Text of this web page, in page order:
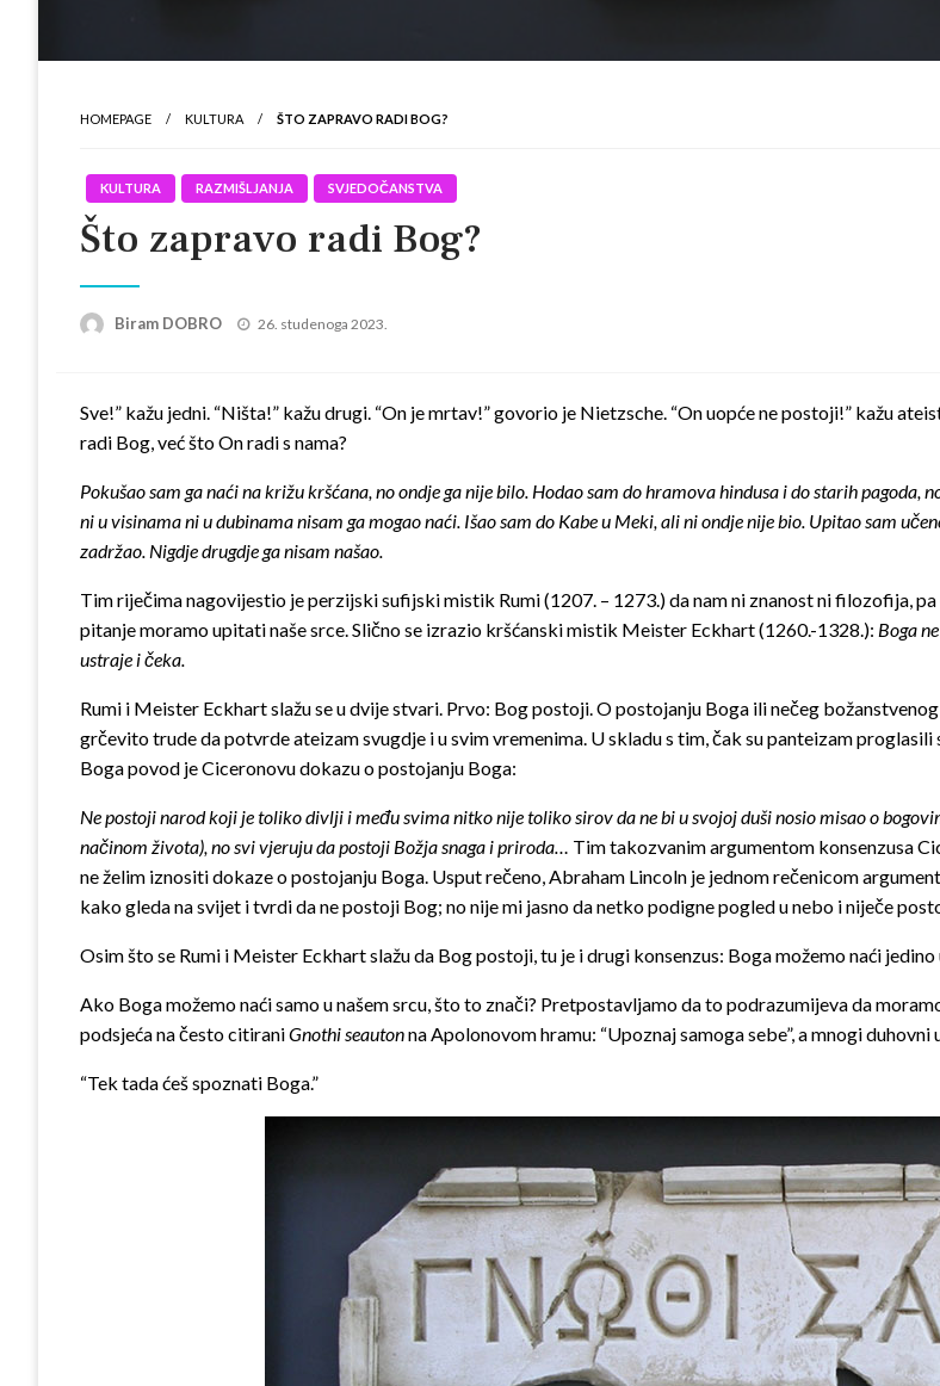
HOMEPAGE KULTURA ŠTO ZAPRAVO RADI BOG?
KULTURA RAZMIŠLJANJA SVJEDOČANSTVA
Što zapravo radi Bog?
Biram DOBRO
Posted
26. studenoga 2023.
Sve!” kažu jedni. “Ništa!” kažu drugi. “On je mrtav!” govorio je Nietzsche. “On uopće ne postoji!” kažu
radi Bog, već što On radi s nama?
Pokušao sam ga naći na križu kršćana, no ondje ga nije bilo. Hodao sam do hramova hindusa i do starih
ni u visinama ni u dubinama nisam ga mogao naći. Išao sam do Kabe u Meki, ali ni ondje nije bio. Upitao sam
zadržao. Nigdje drugdje ga nisam našao.
Tim riječima nagovijestio je perzijski sufijski mistik Rumi (1207. – 1273.) da nam ni znanost ni filozofija,
pitanje moramo upitati naše srce. Slično se izrazio kršćanski mistik Meister Eckhart (1260.-1328.): Boga
ustraje i čeka.
Rumi i Meister Eckhart slažu se u dvije stvari. Prvo: Bog postoji. O postojanju Boga ili nečeg
grčevito trude da potvrde ateizam svugdje i u svim vremenima. U skladu s tim, čak su panteizam
Boga povod je Ciceronovu dokazu o postojanju Boga:
Ne postoji narod koji je toliko divlji i među svima nitko nije toliko sirov da ne bi u svojoj duši nosio misao o
načinom života), no svi vjeruju da postoji Božja snaga i priroda… Tim takozvanim argumentom konsenzusa
ne želim iznositi dokaze o postojanju Boga. Usput rečeno, Abraham Lincoln je jednom rečenicom
kako gleda na svijet i tvrdi da ne postoji Bog; no nije mi jasno da netko podigne pogled u nebo i niječe
Osim što se Rumi i Meister Eckhart slažu da Bog postoji, tu je i drugi konsenzus: Boga možemo naći jedino
Ako Boga možemo naći samo u našem srcu, što to znači? Pretpostavljamo da to podrazumijeva da
podsjeća na često citiraniGnothi seautonna Apolonovom hramu: “Upoznaj samoga sebe”, a mnogi duhovni
“Tek tada ćeš spoznati Boga.”